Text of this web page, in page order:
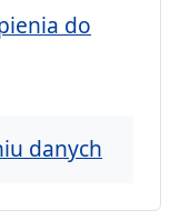
do
danych